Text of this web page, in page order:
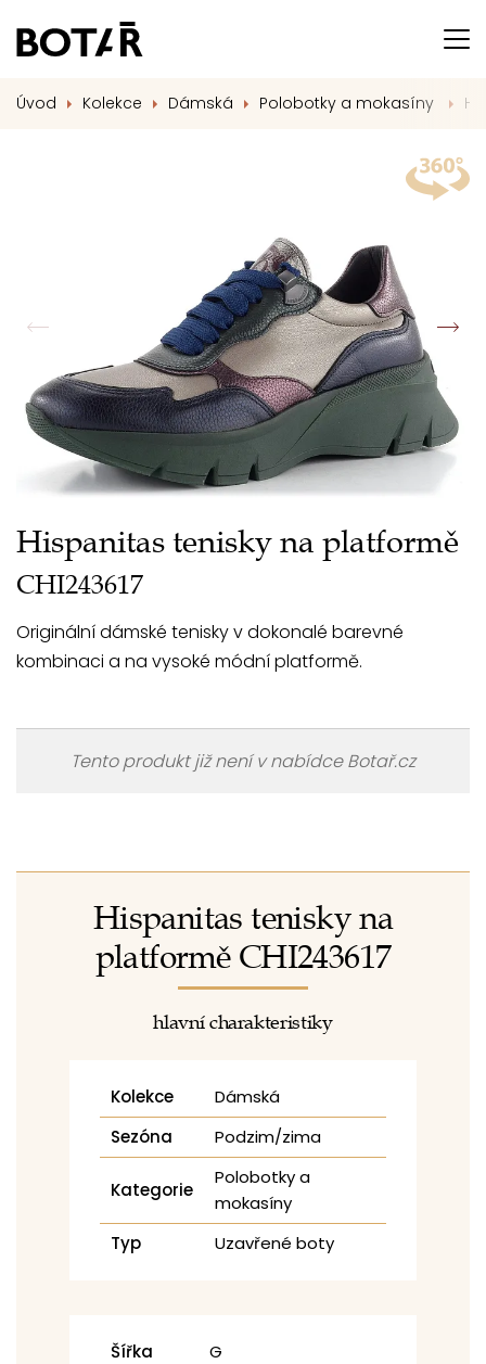
Úvod Kolekce Dámská Polobotky a mokasíny
Hispanitas tenisky na platformě
CHI243617
Originální dámské tenisky v dokonalé barevné
kombinaci a na vysoké módní platformě.
Tento produkt již není v nabídce Botař.cz
Hispanitas tenisky na
platformě CHI243617
hlavní charakteristiky
Kolekce
Dámská
Sezóna
Podzim/zima
Kategorie
Polobotky a
mokasíny
Typ
Uzavřené boty
Šířka
G